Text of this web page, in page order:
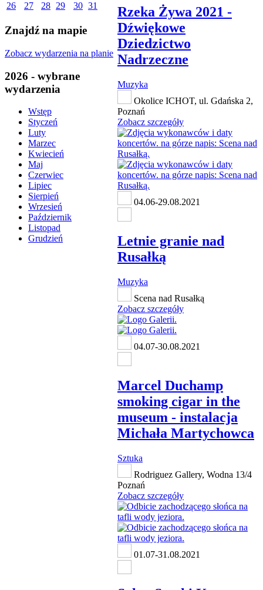
26
27 28 29 30 31
Znajdź na mapie
Zobacz wydarzenia na planie
2026 - wybrane
wydarzenia
Wstęp
Styczeń
Luty
Marzec
Kwiecień
Maj
Czerwiec
Lipiec
Sierpień
Wrzesień
Październik
Listopad
Grudzień
Rzeka Żywa 2021 -
Dźwiękowe
Dziedzictwo
Nadrzeczne
Muzyka
Okolice ICHOT, ul. Gdańska 2,
Poznań
Zobacz szczegóły
04.06-29.08.2021
Letnie granie nad
Rusałką
Muzyka
Scena nad Rusałką
Zobacz szczegóły
04.07-30.08.2021
Marcel Duchamp
smoking cigar in the
museum - instalacja
Michała Martychowca
Sztuka
Rodriguez Gallery, Wodna 13/4
Poznań
Zobacz szczegóły
01.07-31.08.2021